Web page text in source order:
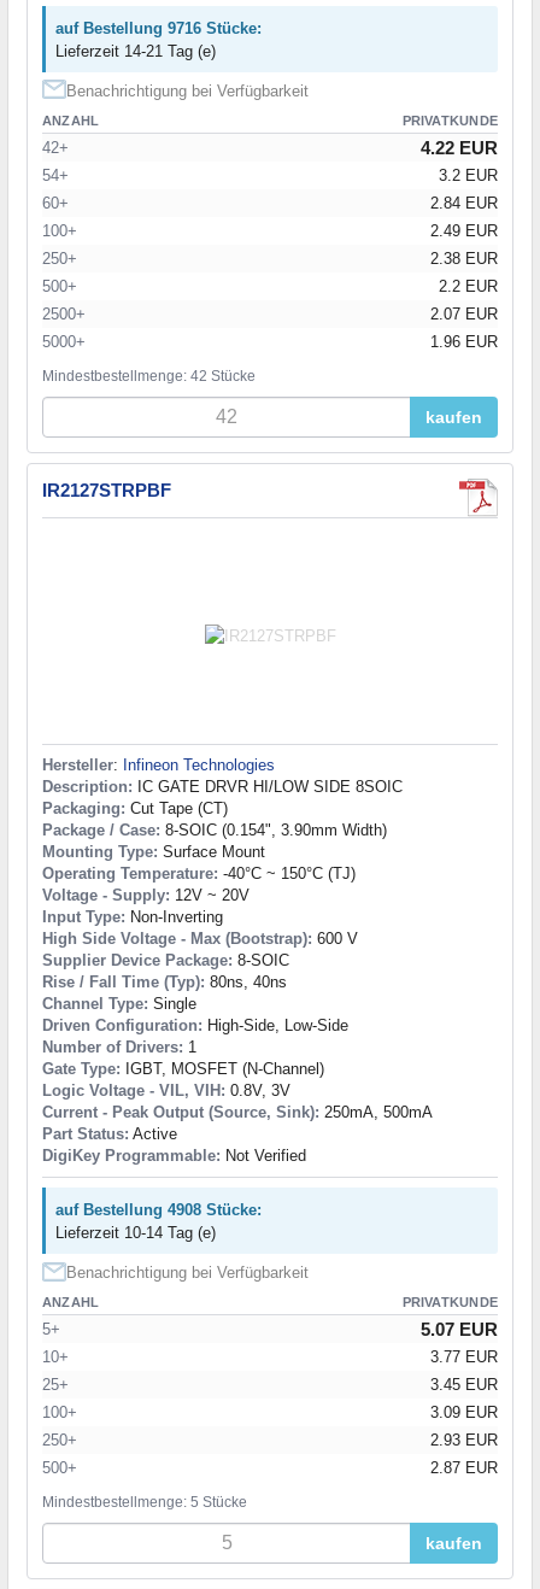
auf Bestellung 9716 Stücke:
Lieferzeit 14-21 Tag (e)
Benachrichtigung bei Verfügbarkeit
ANZAHL PRIVATKUNDE
42+ 4.22 EUR
54+
3.2 EUR
60+
2.84 EUR
100+
2.49 EUR
250+
2.38 EUR
500+
2.2 EUR
2500+
2.07 EUR
5000+
1.96 EUR
Mindestbestellmenge: 42 Stücke
kaufen
IR2127STRPBF
Hersteller: Infineon Technologies
Description: IC GATE DRVR HI/LOW SIDE 8SOIC
Packaging: Cut Tape (CT)
Package / Case: 8-SOIC (0.154", 3.90mm Width)
Mounting Type: Surface Mount
Operating Temperature: -40°C ~ 150°C (TJ)
Voltage - Supply: 12V ~ 20V
Input Type: Non-Inverting
High Side Voltage - Max (Bootstrap): 600 V
Supplier Device Package: 8-SOIC
Rise / Fall Time (Typ): 80ns, 40ns
Channel Type: Single
Driven Configuration: High-Side, Low-Side
Number of Drivers: 1
Gate Type: IGBT, MOSFET (N-Channel)
Logic Voltage - VIL, VIH: 0.8V, 3V
Current - Peak Output (Source, Sink): 250mA, 500mA
Part Status: Active
DigiKey Programmable: Not Verified
auf Bestellung 4908 Stücke:
Lieferzeit 10-14 Tag (e)
Benachrichtigung bei Verfügbarkeit
ANZAHL PRIVATKUNDE
5+ 5.07 EUR
10+
3.77 EUR
25+
3.45 EUR
100+
3.09 EUR
250+
2.93 EUR
500+
2.87 EUR
Mindestbestellmenge: 5 Stücke
kaufen